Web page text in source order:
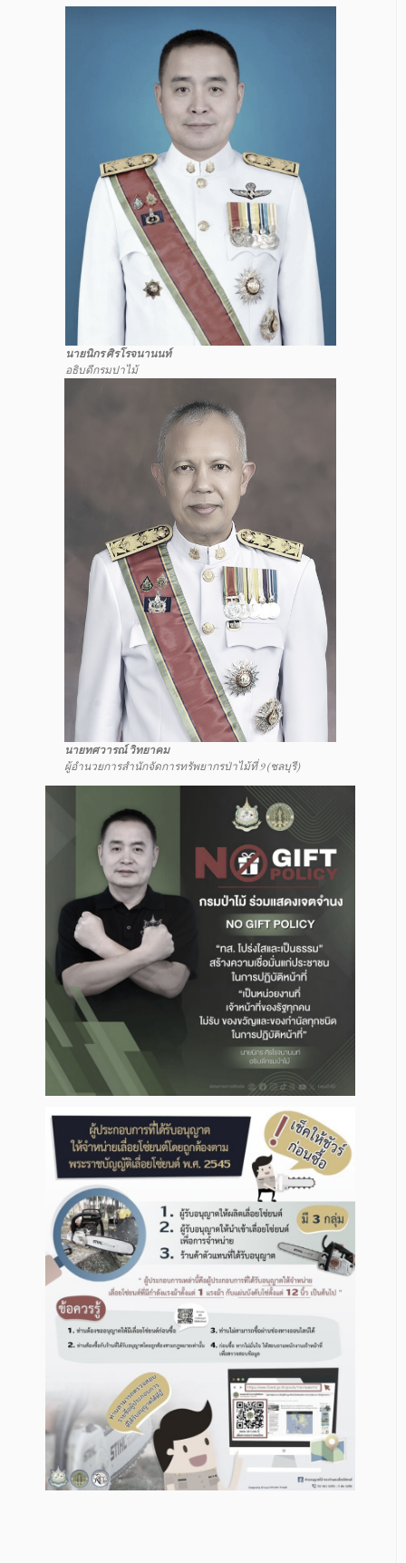
นายนิกร ศิรโรจนานนท์
อธิบดีกรมปาไม้
นายทศวารณ์ วิทยาคม
ผู้อำนวยการสำนักจัดการทรัพยากรป่าไม้ที่ 9 (ชลบุรี)